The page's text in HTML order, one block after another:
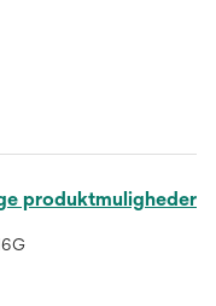
produktmuligheder